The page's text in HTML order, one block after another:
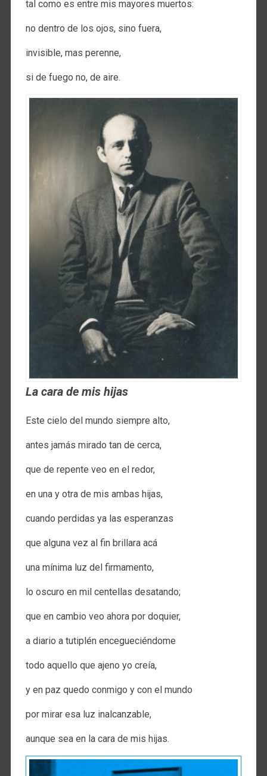
tal como es entre mis mayores muertos:
no dentro de los ojos, sino fuera,
invisible, mas perenne,
si de fuego no, de aire.
La cara de mis hijas
Este cielo del mundo siempre alto,
antes jamás mirado tan de cerca,
que de repente veo en el redor,
en una y otra de mis ambas hijas,
cuando perdidas ya las esperanzas
que alguna vez al fin brillara acá
una mínima luz del firmamento,
lo oscuro en mil centellas desatando;
que en cambio veo ahora por doquier,
a diario a tutiplén encegueciéndome
todo aquello que ajeno yo creía,
y en paz quedo conmigo y con el mundo
por mirar esa luz inalcanzable,
aunque sea en la cara de mis hijas.